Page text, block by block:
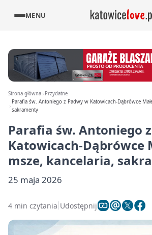
MENU
Strona główna
Przydatne
Parafia św. Antoniego z Padwy w Katowicach-Dąbrówce
sakramenty
Parafia św. Antoniego
Katowicach-Dąbrówce
msze, kancelaria,
25 maja 2026
4 min czytania Udostępnij